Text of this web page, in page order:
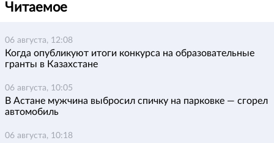
Читаемое
06 августа, 12:08
Когда опубликуют итоги конкурса на образовательные
гранты в Казахстане
06 августа, 10:05
В Астане мужчина выбросил спичку на парковке — сгорел
автомобиль
06 августа, 10:18